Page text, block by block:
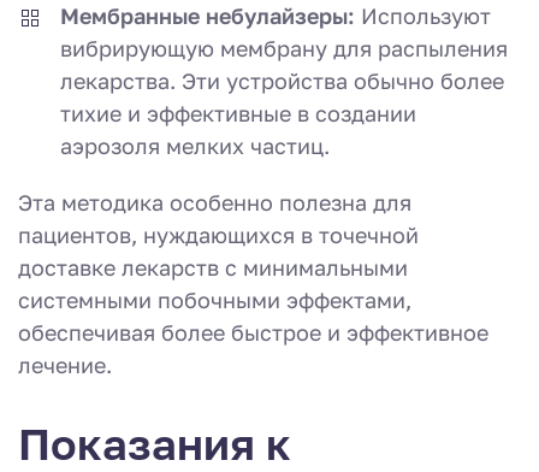
Мембранные небулайзеры: Используют
вибрирующую мембрану для распыления
лекарства. Эти устройства обычно более
тихие и эффективные в создании
аэрозоля мелких частиц.
Эта методика особенно полезна для
пациентов, нуждающихся в точечной
доставке лекарств с минимальными
системными побочными эффектами,
обеспечивая более быстрое и эффективное
лечение.
Показания к